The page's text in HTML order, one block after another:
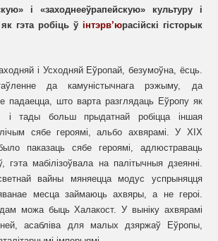
і «заходнееўрапейскую» культуру і
гэта робіць ўінтэрв’юрасійскі гісторык
і Усходняй Еўропай, безумоўна, ёсць.
да камуністычнага рэжыму, да
падаецца, што варта разглядаць Еўропу як
і тады больш прыдатнай робіцца іншая
сябе героямі, альбо ахвярамі. У ХІХ
паказаць сябе героямі, адлюстраваць
гэта мабілізоўвала на палітычныя дзеянні.
вайны мяняецца модус успрыняцця
месца займаюць ахвяры, а не героі.
можа быць Халакост. У выніку ахвярамі
асабліва для малых дзяржаў Еўропы,